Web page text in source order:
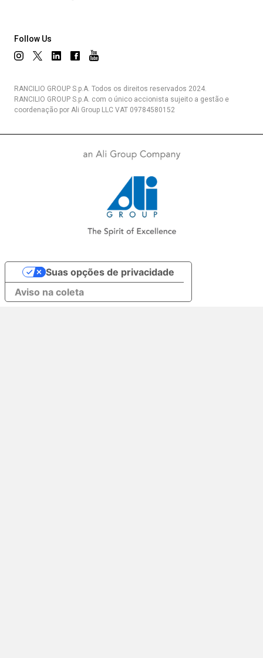
Follow Us
RANCILIO GROUP S.p.A. Todos os direitos reservados 2024.
RANCILIO GROUP S.p.A. com o único accionista sujeito a gestão e
coordenação por Ali Group LLC VAT 09784580152
Aviso na coleta
Suas opções de privacidade